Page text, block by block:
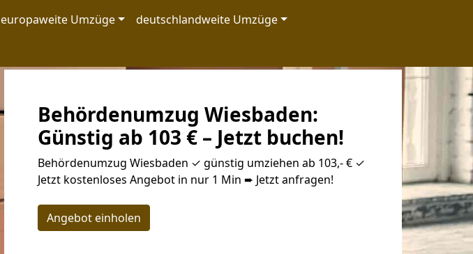
europaweite Umzüge
deutschlandweite Umzüge
Behördenumzug Wiesbaden:
Günstig ab 103 € – Jetzt buchen!
Behördenumzug Wiesbaden ✓ günstig umziehen ab 103,- € ✓
Jetzt kostenloses Angebot in nur 1 Min ➨ Jetzt anfragen!
Angebot einholen